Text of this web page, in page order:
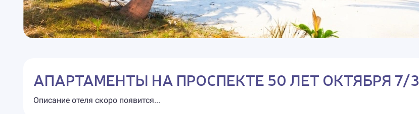
АПАРТАМЕНТЫ НА ПРОСПЕКТЕ 50 ЛЕТ ОКТЯБРЯ 7/3
Описание отеля скоро появится...